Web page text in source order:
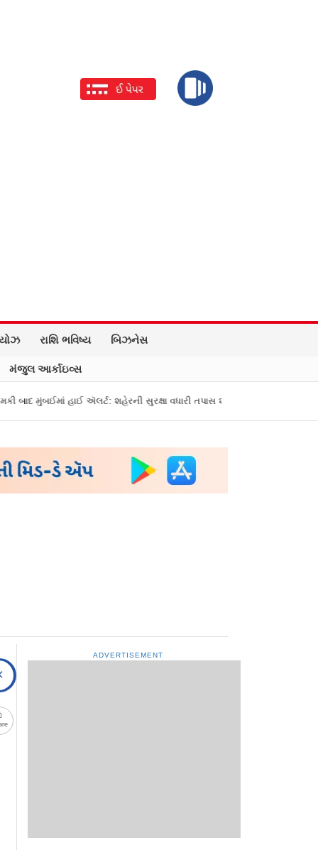
રાશિ ભવિષ્ય બિઝનેસ
મંજુલ આર્કાઇવ્સ
ઍલર્ટ: શહેરની સુરક્ષા વધારી તપાસ શરૂ, જુઓ તસવીરો
ADVERTISEMENT